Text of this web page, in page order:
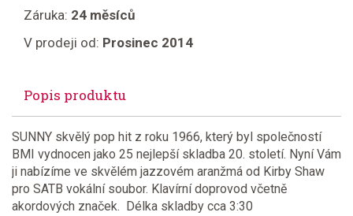
Záruka: 24 měsíců
V prodeji od: Prosinec 2014
Popis produktu
SUNNY skvělý pop hit z roku 1966, který byl společností
BMI vydnocen jako 25 nejlepší skladba 20. století. Nyní Vám
ji nabízíme ve skvělém jazzovém aranžmá od Kirby Shaw
pro SATB vokální soubor. Klavírní doprovod včetně
akordových značek. Délka skladby cca 3:30